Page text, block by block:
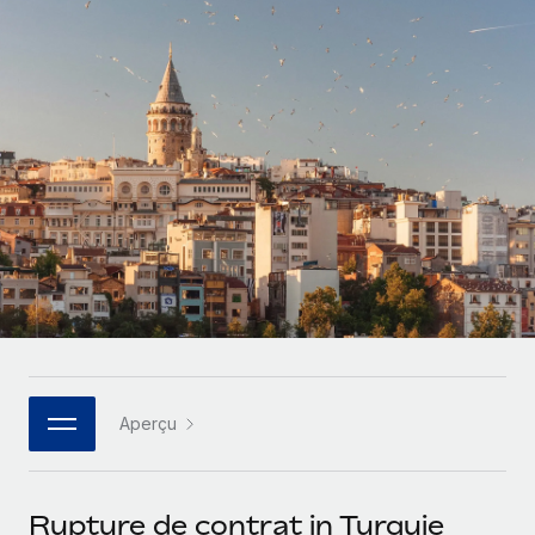
Gestion des freelances
Intégrez et gérez vos freelances partout dans le monde
Sous-traitez les opérations complexes liées à l’emploi
INFRASTRUCTURE
Intégration Remote
Intégrez vos RH aux flux de travail en toute simplicité
Plateforme
Des fonctions RH clés intégrées pour votre équipe
Connectez n'importe quel outil d’IA à Remote grâce à
notre MCP
Rationalisez vos processus avec des outils essentiels
Comparer Remote
Examinez notre service par rapport aux autres
CROISSANCE
Start-ups
Des solutions agiles et internationales pour les RH et la
paie des entreprises en pleine croissance
Entreprises intermédiaires
Développez vos équipes avec des solutions RH sur
mesure
Entreprise
Les RH à l’international pour les grandes entreprises
Partenaires stratégiques de la tech
Calculateur de paiement des freelances
Découvrez les devises disponibles et les vitesses de
paiement pour vos freelances internationaux
APPRENDRE AVEC REMOTE
Recherche et guides
Études de cas
Checklists et modèles
Descriptions de postes
Deutsch
Español
Italiano
Português (Portugal)
日本語
한국어
Aperçu
Rupture de contrat in Turquie